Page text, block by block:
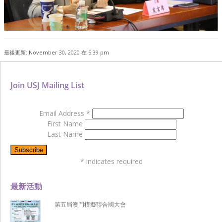
最後更新: November 30, 2020 在 5:39 pm
最新活動
第五屆澳門模擬聯合國大會
Join USJ Mailing List
Email Address *
First Name
Last Name
* indicates required